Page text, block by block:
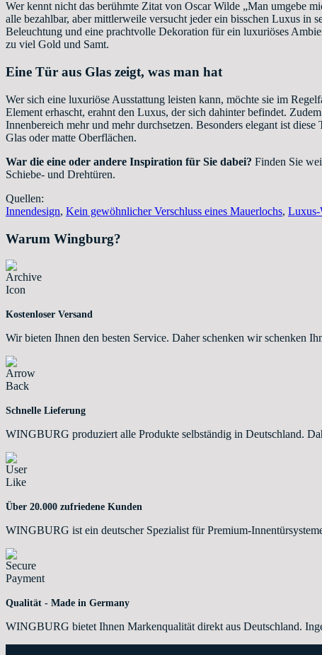
Wer kennt nicht das berühmte Zitat von Oscar Wilde „Man umgebe
alle bezahlbar, aber mittlerweile versucht jeder ein bisschen Luxus
Beleuchtung und eine prachtvolle Dekoration für ein luxuriöses
zu viel Gold und Samt.
Eine Tür aus Glas zeigt, was man hat
Wer sich eine luxuriöse Ausstattung leisten kann, möchte sie im
Element erhascht, erahnt den Luxus, der sich dahinter befindet.
Innenbereich mehr und mehr durchsetzen. Besonders elegant ist
Glas oder matte Oberflächen.
War die eine oder andere Inspiration für Sie dabei? Finden Sie
Schiebe- und Drehtüren.
Quellen:
Innendesign, Kein gewöhnlicher Verschluss eines Mauerlochs, Luxus-
Warum Wingburg?
Kostenloser Versand
Wir bieten Ihnen den besten Service. Daher schenken wir schenken
Schnelle Lieferung
WINGBURG produziert alle Produkte selbständig in Deutschland.
Über 20.000 zufriedene Kunden
WINGBURG ist ein deutscher Spezialist für Premium-
Qualität - Made in Germany
WINGBURG bietet Ihnen Markenqualität direkt aus Deutschland.